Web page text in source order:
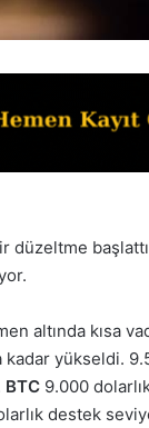
düzeltme
altında kısa
yükseldi.
BTC 9.000
destek